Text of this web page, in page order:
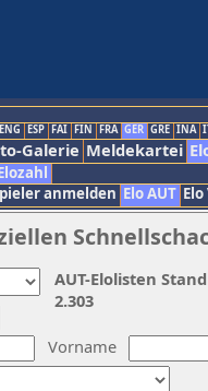
ENG ESP FAI FIN FRA GER GRE INA
Galerie Meldekartei
anmelden Elo AUT
Vorname
AUT-Elolisten
2.303